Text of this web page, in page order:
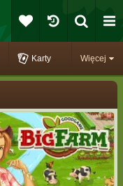
Więcej
Karty